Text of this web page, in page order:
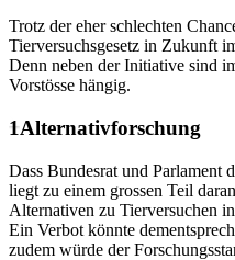
Trotz der eher schlechten
Tierversuchsgesetz in Zukunft
Denn neben der Initiative sind
Vorstösse hängig.
Alternativforschung
Dass Bundesrat und Parlament
liegt zu einem grossen Teil
Alternativen zu Tierversuchen
Ein Verbot könnte
zudem würde der